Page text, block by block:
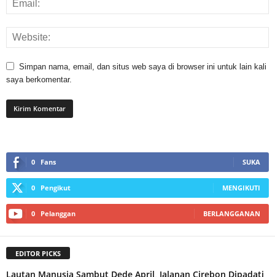
Simpan nama, email, dan situs web saya di browser ini untuk lain kali
saya berkomentar.
0 Fans SUKA
0 Pengikut MENGIKUTI
0 Pelanggan BERLANGGANAN
EDITOR PICKS
Lautan Manusia Sambut Dede April, Jalanan Cirebon Dipadati